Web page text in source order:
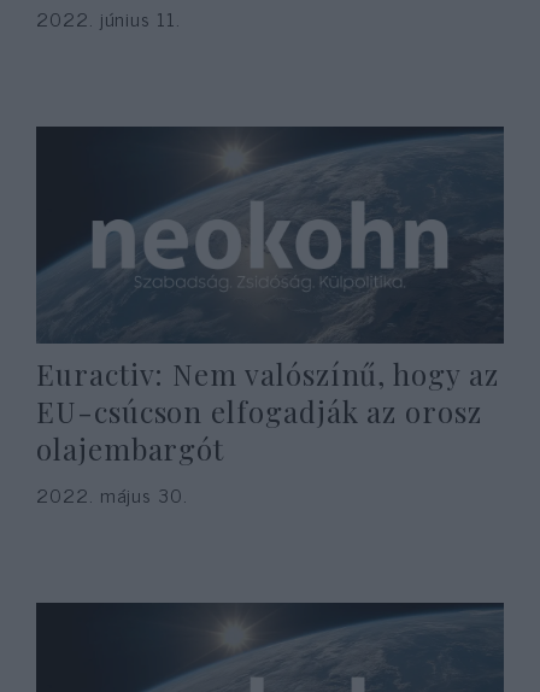
2022. június 11.
Euractiv: Nem valószínű, hogy az
EU-csúcson elfogadják az orosz
olajembargót
2022. május 30.